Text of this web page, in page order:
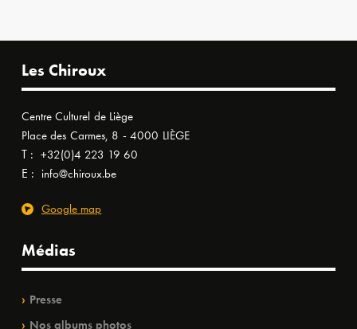
Les Chiroux
Centre Culturel de Liège
Place des Carmes, 8 - 4000 LIÈGE
T : +32(0)4 223 19 60
E : info@chiroux.be
Google map
Médias
Presse
Nos albums photos